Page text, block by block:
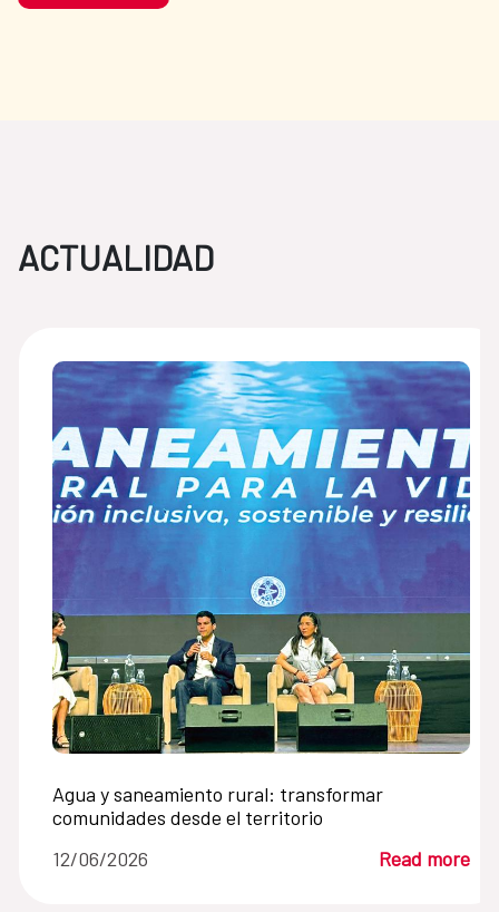
ACTUALIDAD
Agua y saneamiento rural: transformar
comunidades desde el territorio
12/06/2026
Read more